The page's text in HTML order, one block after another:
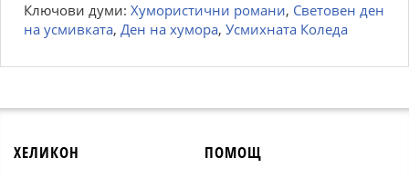
Ключови думи: Хумористични романи, Световен ден
на усмивката, Ден на хумора, Усмихната Коледа
ХЕЛИКОН ПОМОЩ